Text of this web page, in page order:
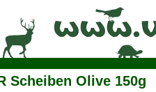
Scheiben Olive 150g